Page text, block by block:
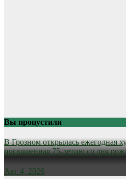
Вы пропустили
В Грозном открылась ежегодная
посвященная 75-летию со дня
Авг 4, 2026